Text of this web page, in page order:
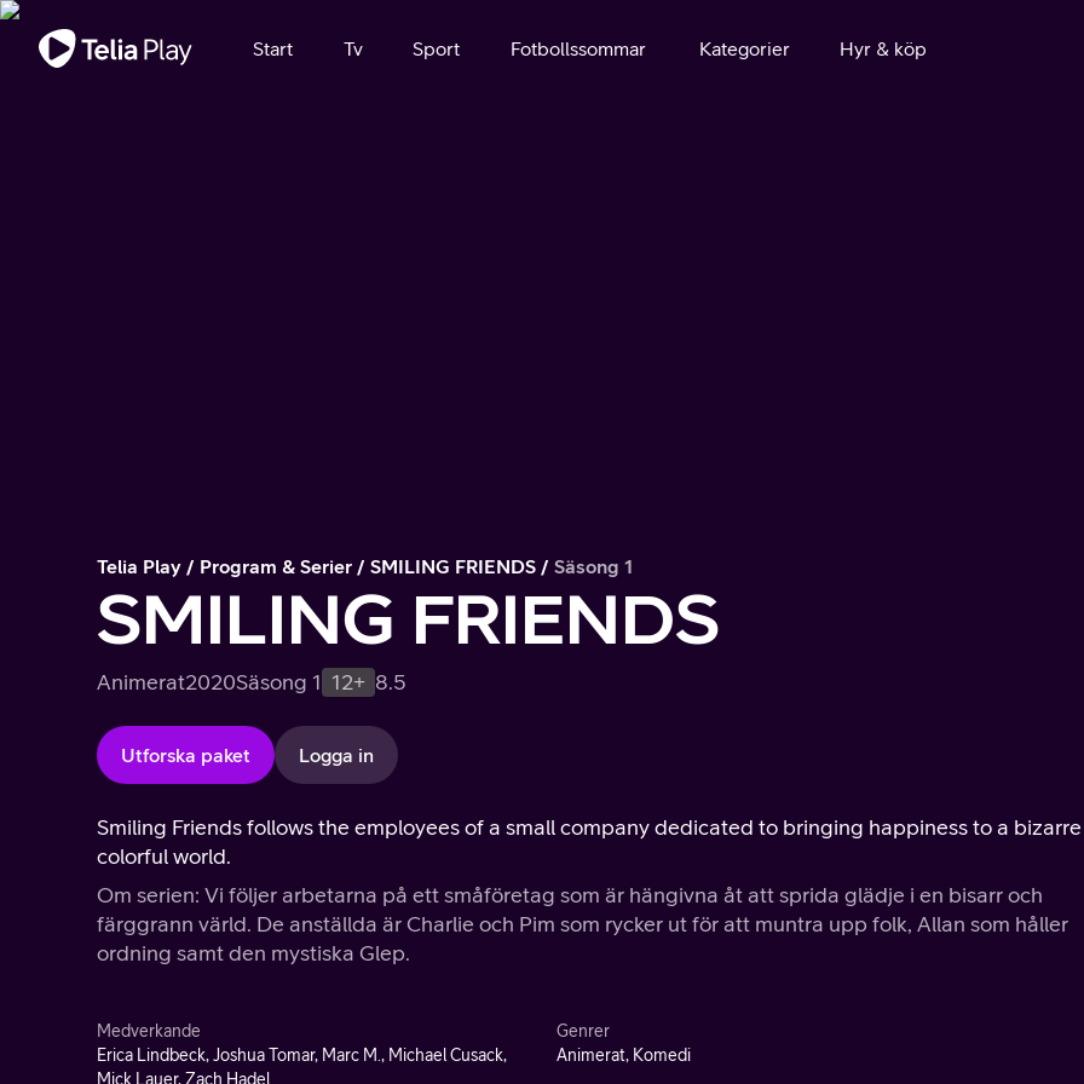
Viktigt meddelande
Start Tv Sport Fotbollssommar Kategorier Hyr & köp
Telia Play Program & Serier SMILING FRIENDS Säsong 1
SMILING FRIENDS
Animerat2020Säsong 1 12+ 8.5
Utforska paket Logga in
Smiling Friends follows the employees of a small company dedicated to bringing happiness to a
colorful world.
Om serien: Vi följer arbetarna på ett småföretag som är hängivna åt att sprida glädje i en bisarr och
färggrann värld. De anställda är Charlie och Pim som rycker ut för att muntra upp folk, Allan som håller
ordning samt den mystiska Glep.
Medverkande
Erica Lindbeck, Joshua Tomar, Marc M., Michael Cusack,
Mick Lauer, Zach Hadel
Genrer
Animerat, Komedi